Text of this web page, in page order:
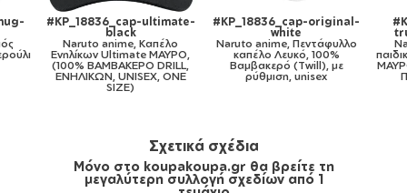
original-
anime, Πεντάφυλλο
Λευκό, 100%
(Twill), με
ρύθμιση, unisex
#KP_18836_cap-kid-
trucker-mesh-black
Naruto anime, Καπέλο
παιδικό Soft Trucker με Δίχτυ
ΜΑΥΡΟ/ΛΕΥΚΟ (POLYESTER,
ΠΑΙΔΙΚΟ, ONE SIZE)
Naruto anime,
κεραμική,
Σχετικά σχέδια
Μόνο στο koupakoupa.gr θα βρείτε τη
μεγαλύτερη συλλογή σχεδίων από 1